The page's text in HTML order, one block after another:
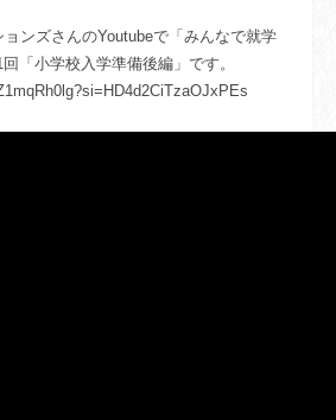
ンズさんのYoutubeで「みんなで就学
「小学校入学準備後編」です。